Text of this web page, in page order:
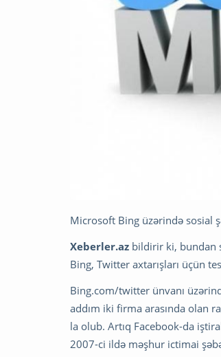
Microsoft Bing üzərində sosial
Xeberler.az bildirir ki, bundan
Bing, Twitter axtarışları üçün
Bing.com/twitter ünvanı
addım iki firma arasında olan
la olub. Artıq Facebook-da
2007-ci ildə məşhur ictimai